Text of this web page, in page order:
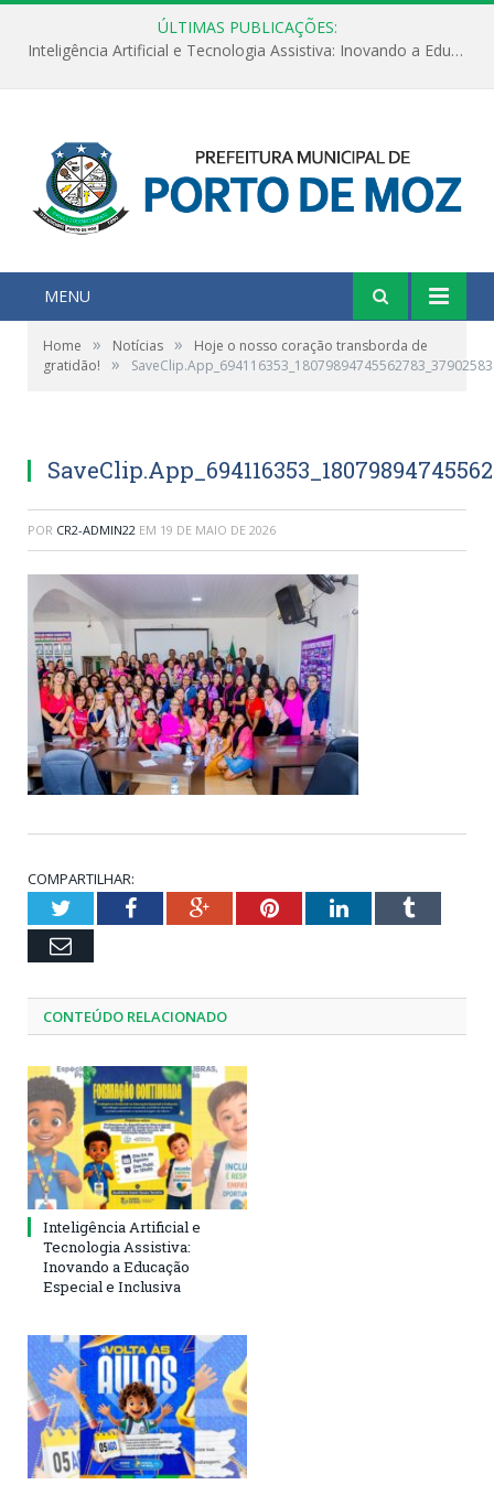
ÚLTIMAS PUBLICAÇÕES:
Inteligência Artificial e Tecnologia Assistiva: Inovando a Educação Especial e Inclusiva
MENU
Home » Notícias »
Hoje o nosso coração transborda de
gratidão!
»
POR CR2-ADMIN22 EM 19 DE MAIO DE 2026
COMPARTILHAR:
TwitterFacebookGoogle+PinterestLinkedInTumblr
Email
CONTEÚDO RELACIONADO
Inteligência Artificial e
Tecnologia Assistiva:
Inovando a Educação
Especial e Inclusiva